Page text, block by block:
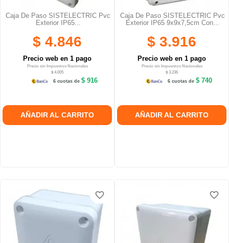
Caja De Paso SISTELECTRIC Pvc
Exterior IP65...
$ 4.846
Precio web en 1 pago
Precio sin Impuestos Nacionales
$ 4.005
6 cuotas de$ 916
AÑADIR AL CARRITO
Caja De Paso SISTELECTRIC Pvc
Exterior IP65 9x9x7,5cm Con...
$ 3.916
Precio web en 1 pago
Precio sin Impuestos Nacionales
$ 3.236
6 cuotas de$ 740
AÑADIR AL CARRITO
favorite_border
favorite_border
favorite_border favorite_border
favorite_border
favorite_border